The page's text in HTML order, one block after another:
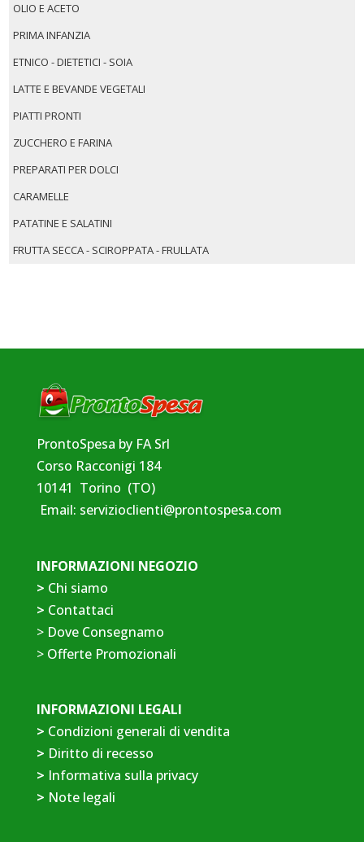
OLIO E ACETO
PRIMA INFANZIA
ETNICO - DIETETICI - SOIA
LATTE E BEVANDE VEGETALI
PIATTI PRONTI
ZUCCHERO E FARINA
PREPARATI PER DOLCI
CARAMELLE
PATATINE E SALATINI
FRUTTA SECCA - SCIROPPATA - FRULLATA
ProntoSpesa by FA Srl
Corso Racconigi 184
10141 Torino (TO)
Email: servizioclienti@prontospesa.com
INFORMAZIONI NEGOZIO
> Chi siamo
> Contattaci
> Dove Consegnamo
>Offerte Promozionali
INFORMAZIONI LEGALI
> Condizioni generali di vendita
> Diritto di recesso
> Informativa sulla privacy
> Note legali